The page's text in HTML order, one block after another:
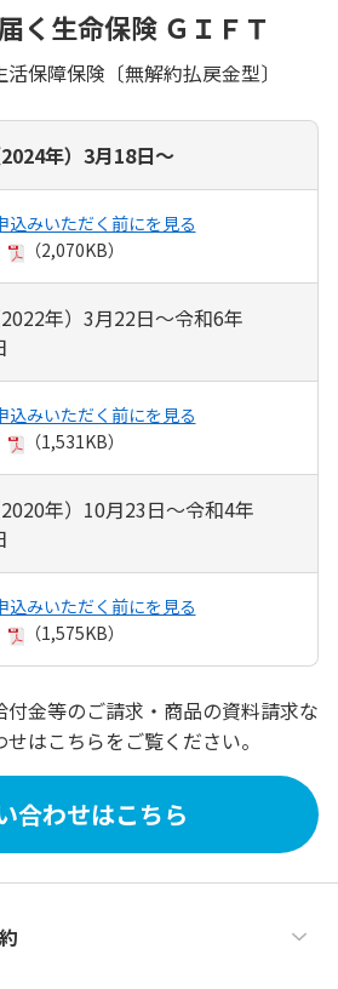
く生命保険 ＧＩＦＴ
保障保険〔無解約払戻金型〕
年）3月18日～
込みいただく前にを見る
（2,070KB）
年）3月22日～令和6年
込みいただく前にを見る
（1,531KB）
年）10月23日～令和4年
込みいただく前にを見る
（1,575KB）
金等のご請求・商品の資料請求な
はこちらをご覧ください。
合わせはこちら